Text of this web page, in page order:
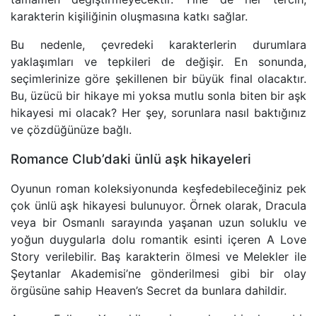
karakterin kişiliğinin oluşmasına katkı sağlar.
Bu nedenle, çevredeki karakterlerin durumlara
yaklaşımları ve tepkileri de değişir. En sonunda,
seçimlerinize göre şekillenen bir büyük final olacaktır.
Bu, üzücü bir hikaye mi yoksa mutlu sonla biten bir aşk
hikayesi mi olacak? Her şey, sorunlara nasıl baktığınız
ve çözdüğünüze bağlı.
Romance Club’daki ünlü aşk hikayeleri
Oyunun roman koleksiyonunda keşfedebileceğiniz pek
çok ünlü aşk hikayesi bulunuyor. Örnek olarak, Dracula
veya bir Osmanlı sarayında yaşanan uzun soluklu ve
yoğun duygularla dolu romantik esinti içeren A Love
Story verilebilir. Baş karakterin ölmesi ve Melekler ile
Şeytanlar Akademisi’ne gönderilmesi gibi bir olay
örgüsüne sahip Heaven’s Secret da bunlara dahildir.